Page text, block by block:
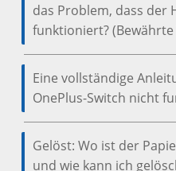
das Problem, dass der
funktioniert? (Bewährte
Eine vollständige
OnePlus-Switch nicht
Gelöst: Wo ist der
und wie kann ich